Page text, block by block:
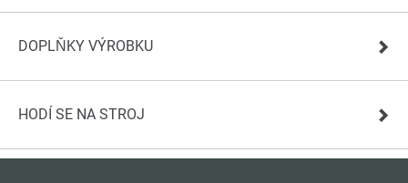
DOPLŇKY VÝROBKU
HODÍ SE NA STROJ